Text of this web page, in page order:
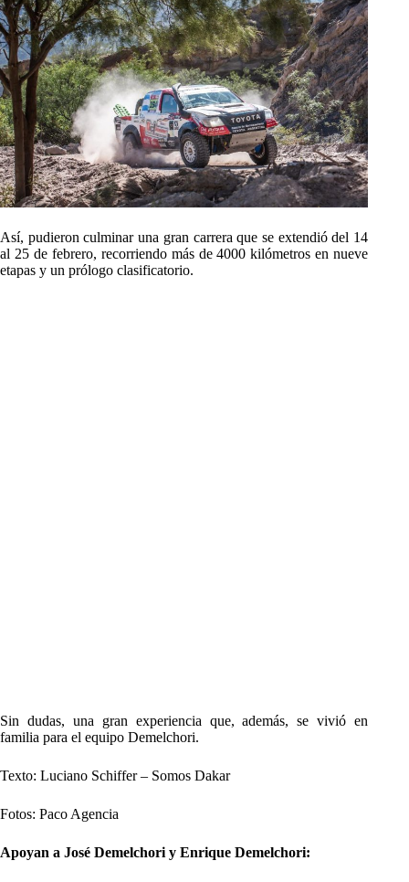
Así, pudieron culminar una gran carrera que se extendió del 14
al 25 de febrero, recorriendo más de 4000 kilómetros en nueve
etapas y un prólogo clasificatorio.
Sin dudas, una gran experiencia que, además, se vivió en
familia para el equipo Demelchori.
Texto: Luciano Schiffer – Somos Dakar
Fotos: Paco Agencia
Apoyan a José Demelchori y Enrique Demelchori: